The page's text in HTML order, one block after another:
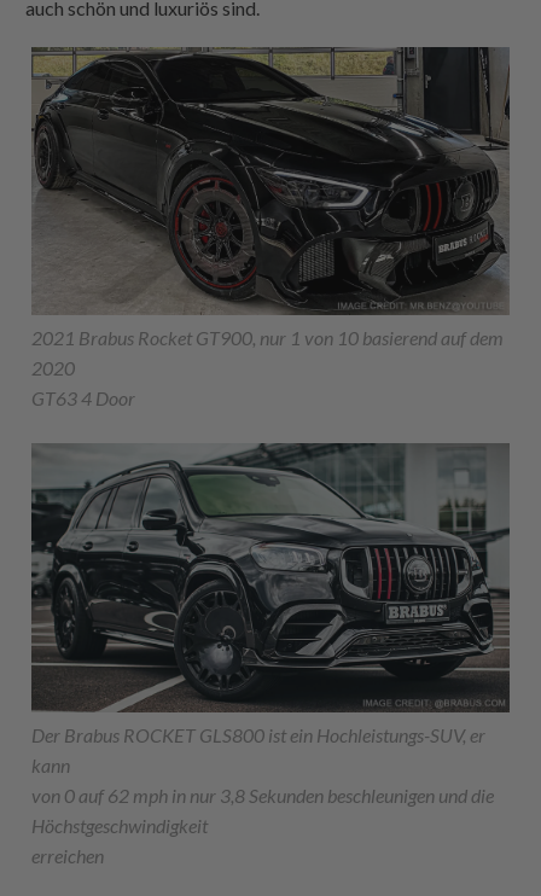
auch schön und luxuriös sind.
2021 Brabus Rocket GT900, nur 1 von 10 basierend auf dem
2020
GT63 4 Door
Der Brabus ROCKET GLS800 ist ein Hochleistungs-SUV, er
kann
von 0 auf 62 mph in nur 3,8 Sekunden beschleunigen und die
Höchstgeschwindigkeit
erreichen